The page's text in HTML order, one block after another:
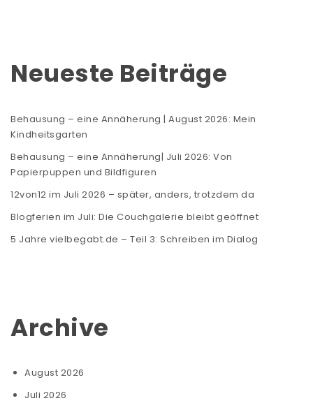
Neueste Beiträge
Behausung – eine Annäherung | August 2026: Mein
Kindheitsgarten
Behausung – eine Annäherung| Juli 2026: Von
Papierpuppen und Bildfiguren
12von12 im Juli 2026 – später, anders, trotzdem da
Blogferien im Juli: Die Couchgalerie bleibt geöffnet
5 Jahre vielbegabt.de – Teil 3: Schreiben im Dialog
Archive
August 2026
Juli 2026